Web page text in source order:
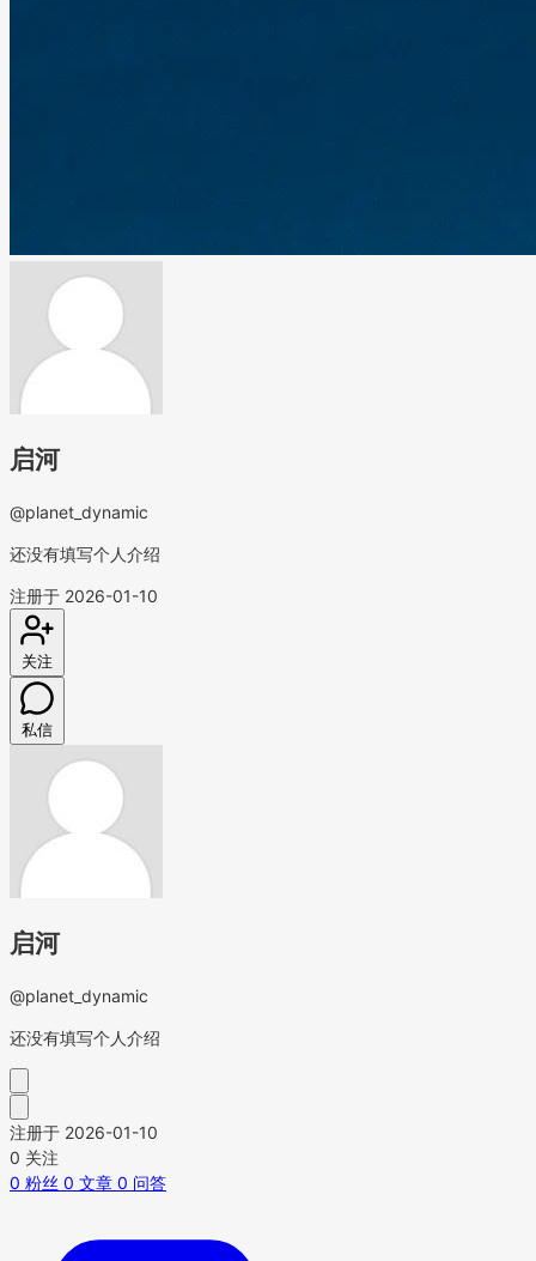
启河
@planet_dynamic
还没有填写个人介绍
注册于 2026-01-10
关注
私信
启河
@planet_dynamic
还没有填写个人介绍
注册于 2026-01-10
0 关注
0 粉丝 0 文章 0 问答